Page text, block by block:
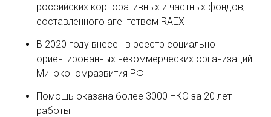
российских корпоративных и частных фондов,
составленного агентством RAEX
В 2020 году внесен в реестр социально
ориентированных некоммерческих организаций
Минэкономразвития РФ
Помощь оказана более 3000 НКО за 20 лет
работы